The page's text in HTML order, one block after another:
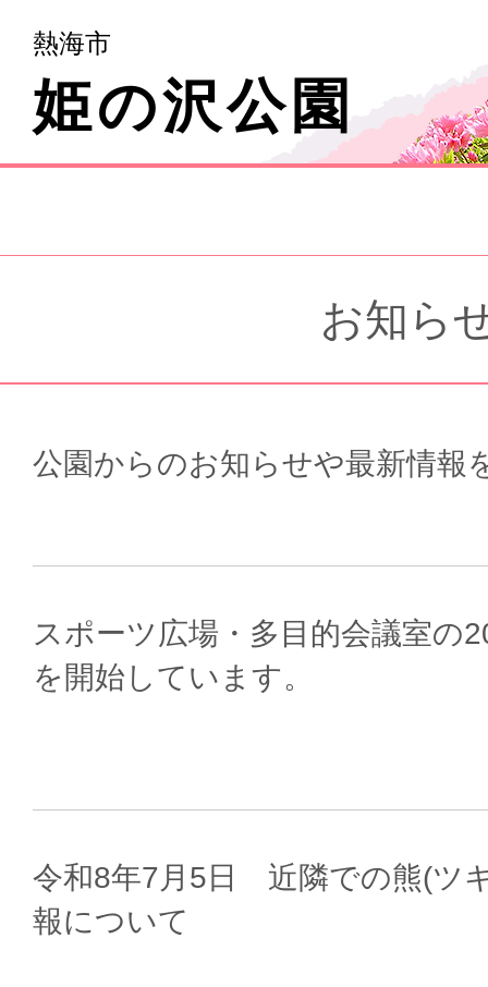
熱海市
姫の沢公園
お知ら
公園からのお知らせや最新情報
スポーツ広場・多目的会議室の
を開始しています。
令和8年7月5日 近隣での熊(ツ
報について